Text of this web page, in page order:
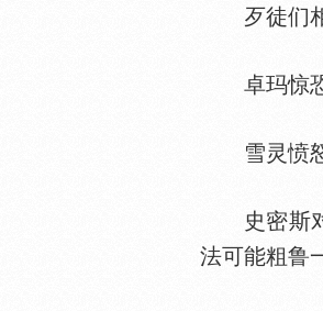
歹徒们相
卓玛惊恐
雪灵愤怒
史密斯对
法可能粗鲁